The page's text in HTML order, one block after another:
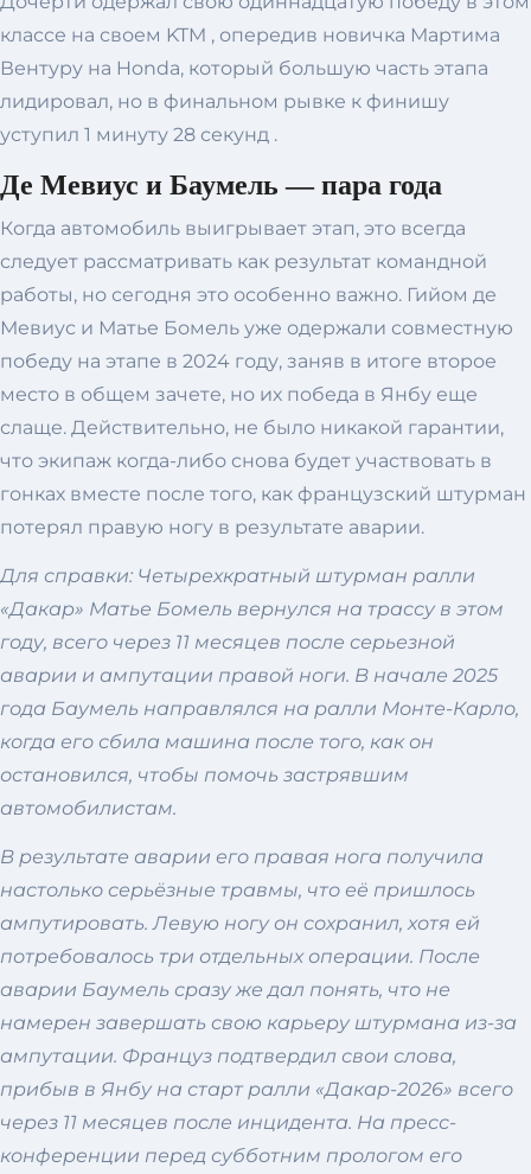
классе на своем KTM , опередив новичка Мартима
Вентуру на Honda, который большую часть этапа
лидировал, но в финальном рывке к финишу
уступил 1 минуту 28 секунд .
Де Мевиус и Баумель — пара года
Когда автомобиль выигрывает этап, это всегда
следует рассматривать как результат командной
работы, но сегодня это особенно важно. Гийом де
Мевиус и Матье Бомель уже одержали совместную
победу на этапе в 2024 году, заняв в итоге второе
место в общем зачете, но их победа в Янбу еще
слаще. Действительно, не было никакой гарантии,
что экипаж когда-либо снова будет участвовать в
гонках вместе после того, как французский штурман
потерял правую ногу в результате аварии.
Для справки: Четырехкратный штурман ралли
«Дакар» Матье Бомель вернулся на трассу в этом
году, всего через 11 месяцев после серьезной
аварии и ампутации правой ноги. В начале 2025
года Баумель направлялся на ралли Монте-Карло,
когда его сбила машина после того, как он
остановился, чтобы помочь застрявшим
автомобилистам.
В результате аварии его правая нога получила
настолько серьёзные травмы, что её пришлось
ампутировать. Левую ногу он сохранил, хотя ей
потребовалось три отдельных операции. После
аварии Баумель сразу же дал понять, что не
намерен завершать свою карьеру штурмана из-за
ампутации. Француз подтвердил свои слова,
прибыв в Янбу на старт ралли «Дакар-2026» всего
через 11 месяцев после инцидента. На пресс-
конференции перед субботним прологом его